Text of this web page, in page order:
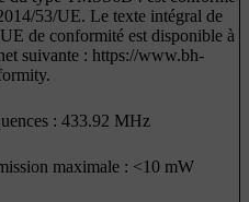
53/UE. Le texte intégral de
de conformité est disponible à
suivante : https://www.bh-
: 433.92 MHz
maximale : <10 mW